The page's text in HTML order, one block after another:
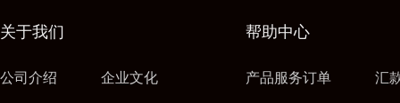
关于我们
公司介绍 企业文化
帮助中心
产品服务订单 汇